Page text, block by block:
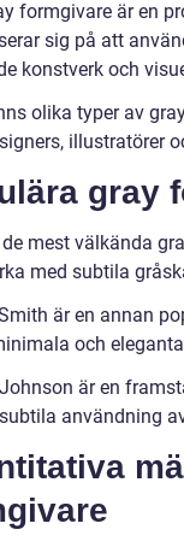
formgivare är en
sig på att
konstverk och
olika typer av
illustratörer
gray
mest välkända
med subtila
är en annan
och
är en
användning